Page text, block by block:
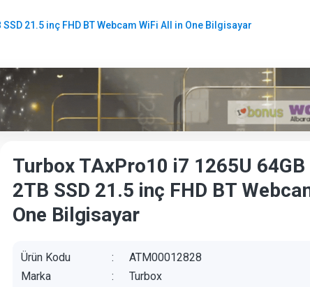
21.5 inç FHD BT Webcam WiFi All in One Bilgisayar
Turbox TAxPro10 i7 1265U 64GB
2TB SSD 21.5 inç FHD BT
One Bilgisayar
Ürün Kodu :
ATM00012828
Marka
:
Turbox